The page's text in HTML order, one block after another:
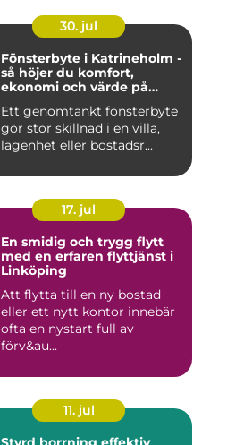
30. jul
Fönsterbyte i Katrineholm -
så höjer du komfort,
ekonomi och värde på
Ett genomtänkt fönsterbyte
gör stor skillnad i en villa,
lägenhet eller bostadsr...
17. jul
En smidig och trygg flytt
med en erfaren flyttjänst i
Linköping
Att flytta till en ny bostad
eller ett nytt kontor innebär
ofta en nystart full av
förv&au...
11. jul